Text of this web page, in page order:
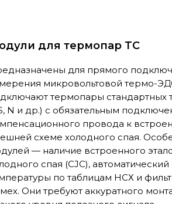
для термопар TC
для прямого
микровольтовой термо-
термопары стандартных
N и др.) с обязательным
провода к
схеме холодного спая.
— наличие встроенного
спая (CJC), автоматический
по таблицам НСХ и
Они требуют аккуратного